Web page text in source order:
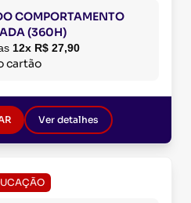
COMPORTAMENTO
(360H)
12x R$ 27,90
cartão
Ver detalhes